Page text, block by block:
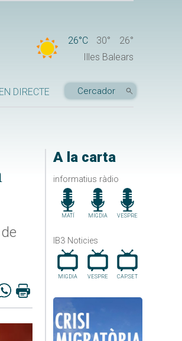
26°C 30°
26°
Illes Balears
DIRECTE
A la carta
informatius ràdio
MATÍ MIGDIA VESPRE
IB3 Noticies
MIGDIA VESPRE CAP.SET